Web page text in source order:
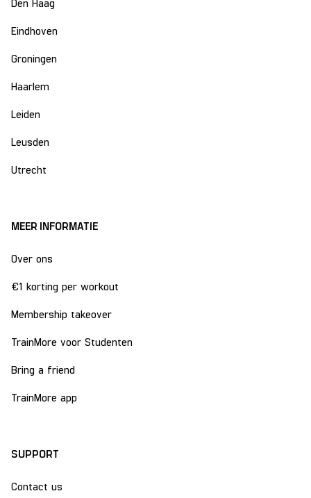
Eindhoven
Groningen
Haarlem
Leiden
Leusden
Utrecht
MEER INFORMATIE
Over ons
€1 korting per workout
Membership takeover
TrainMore voor Studenten
Bring a friend
TrainMore app
SUPPORT
Contact us